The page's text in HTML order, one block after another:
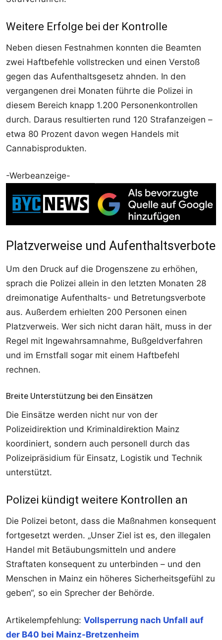
Weitere Erfolge bei der Kontrolle
Neben diesen Festnahmen konnten die Beamten
zwei Haftbefehle vollstrecken und einen Verstoß
gegen das Aufenthaltsgesetz ahnden. In den
vergangenen drei Monaten führte die Polizei in
diesem Bereich knapp 1.200 Personenkontrollen
durch. Daraus resultierten rund 120 Strafanzeigen –
etwa 80 Prozent davon wegen Handels mit
Cannabisprodukten.
-Werbeanzeige-
Platzverweise und Aufenthaltsverbote
Um den Druck auf die Drogenszene zu erhöhen,
sprach die Polizei allein in den letzten Monaten 28
dreimonatige Aufenthalts- und Betretungsverbote
aus. Außerdem erhielten 200 Personen einen
Platzverweis. Wer sich nicht daran hält, muss in der
Regel mit Ingewahrsamnahme, Bußgeldverfahren
und im Ernstfall sogar mit einem Haftbefehl
rechnen.
Breite Unterstützung bei den Einsätzen
Die Einsätze werden nicht nur von der
Polizeidirektion und Kriminaldirektion Mainz
koordiniert, sondern auch personell durch das
Polizeipräsidium für Einsatz, Logistik und Technik
unterstützt.
Polizei kündigt weitere Kontrollen an
Die Polizei betont, dass die Maßnahmen konsequent
fortgesetzt werden. „Unser Ziel ist es, den illegalen
Handel mit Betäubungsmitteln und andere
Straftaten konsequent zu unterbinden – und den
Menschen in Mainz ein höheres Sicherheitsgefühl zu
geben“, so ein Sprecher der Behörde.
Artikelempfehlung: Vollsperrung nach Unfall auf
der B40 bei Mainz-Bretzenheim